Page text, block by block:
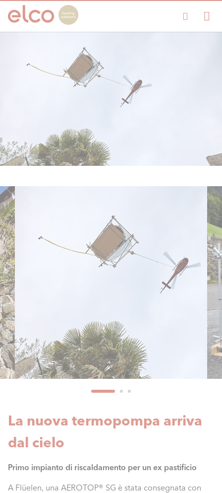
La nuova termopompa arriva
dal cielo
Primo impianto di riscaldamento per un ex pastificio
A Flüelen, una AEROTOP® SG è stata consegnata con